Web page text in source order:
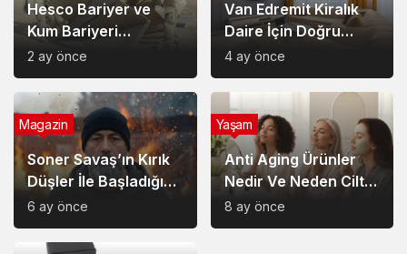
Hesco Bariyer ve
Kum Bariyeri
Çözümlerinin
Sağladığı Avantajlar
2 ay önce
Van Edremit Kiralık
Daire İçin Doğru
Semt Nasıl Seçilir?
4 ay önce
Soner Savaş’ın Kırık
Düşler İle Başladığı
Müzik Serüveni
6 ay önce
Magazin
Anti Aging Ürünler
Nedir Ve Neden Cilt
Bakımında Temel Bir
Yerdedir?
8 ay önce
Yaşam